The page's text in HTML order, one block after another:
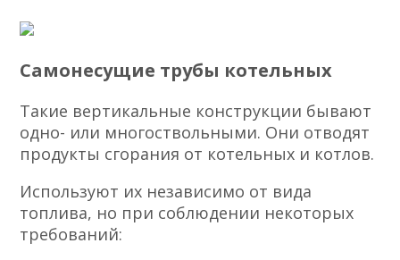
Самонесущие трубы котельных
Такие вертикальные конструкции бывают
одно- или многоствольными. Они отводят
продукты сгорания от котельных и котлов.
Используют их независимо от вида
топлива, но при соблюдении некоторых
требований: